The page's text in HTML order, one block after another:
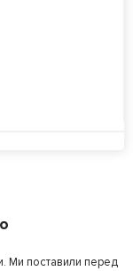
Ми поставили перед